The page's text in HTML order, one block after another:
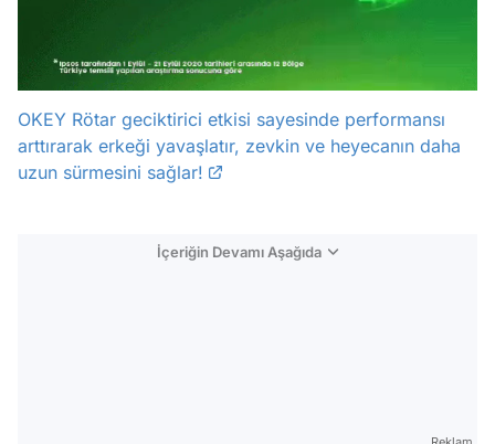
OKEY Rötar geciktirici etkisi sayesinde performansı
arttırarak erkeği yavaşlatır, zevkin ve heyecanın daha
uzun sürmesini sağlar!
İçeriğin Devamı Aşağıda